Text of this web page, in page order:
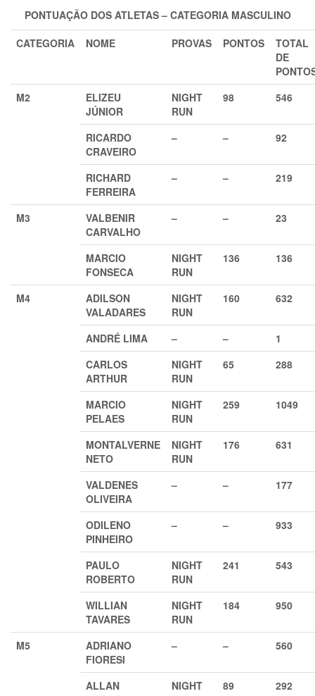
PONTUAÇÃO DOS ATLETAS – CATEGORIA MASCULINO
CATEGORIA
NOME PROVAS PONTOS
TOTAL
DE
M2
ELIZEU
JÚNIOR
NIGHT
RUN
98 546
RICARDO
CRAVEIRO
– – 92
RICHARD
FERREIRA
– – 219
M3
VALBENIR
CARVALHO
– – 23
MARCIO
FONSECA
NIGHT
RUN
136 136
M4
ADILSON
VALADARES
NIGHT
RUN
160 632
ANDRÉ LIMA – –
1
CARLOS
ARTHUR
NIGHT
RUN
65 288
MARCIO
PELAES
NIGHT
RUN
259 1049
MONTALVERNE
NETO
NIGHT
RUN
176 631
VALDENES
OLIVEIRA
– – 177
ODILENO
PINHEIRO
– – 933
PAULO
ROBERTO
NIGHT
RUN
241 543
WILLIAN
TAVARES
NIGHT
RUN
184 950
M5
ADRIANO
FIORESI
– – 560
ALLAN
NIGHT
89 292